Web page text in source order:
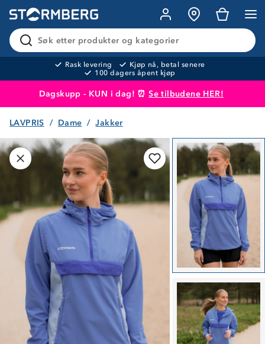
Søk etter produkter og kategorier
Rask levering
Kjøp nå, betal senere
100 dagers åpent kjøp
Dagskupp - KUN i dag! ⏰Se tilbudene HER!
Produktet er lagt i handlekurven
LAVPRIS Dame Jakker